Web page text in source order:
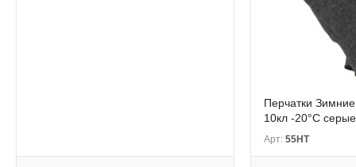
Перчатки
10кл -20°С
Арт: 55НТ